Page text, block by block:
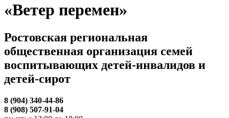
«Ветер перемен»
Ростовская региональная
общественная организация семей
воспитывающих детей-инвалидов и
детей-сирот
8 (904) 340-44-86
8 (908) 507-91-04